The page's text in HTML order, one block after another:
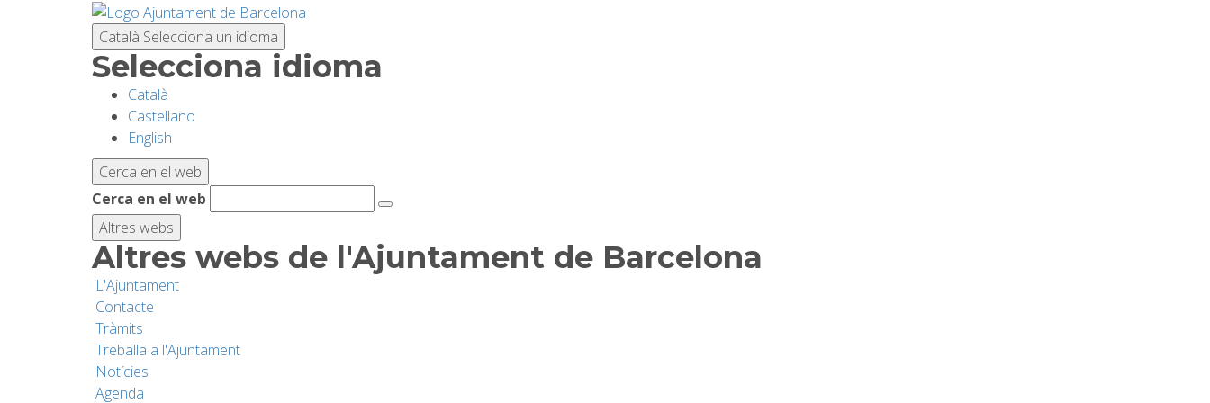
Català Selecciona un idioma
Selecciona idioma
Català
Castellano
English
Cerca en el web
Cerca en el web
Altres webs
Altres webs de l'Ajuntament de Barcelona
L'Ajuntament
Contacte
Tràmits
Treballa a l'Ajuntament
Notícies
Agenda